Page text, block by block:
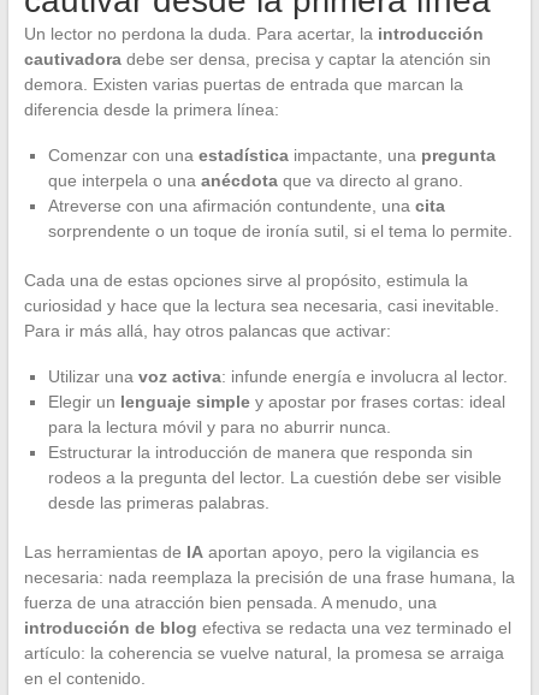
Un lector no perdona la duda. Para acertar, la introducción
cautivadoradebe ser densa, precisa y captar la atención sin
demora. Existen varias puertas de entrada que marcan la
diferencia desde la primera línea:
Comenzar con una estadísticaimpactante, una pregunta
que interpela o una anécdotaque va directo al grano.
Atreverse con una afirmación contundente, una cita
sorprendente o un toque de ironía sutil, si el tema lo permite.
Cada una de estas opciones sirve al propósito, estimula la
curiosidad y hace que la lectura sea necesaria, casi inevitable.
Para ir más allá, hay otros palancas que activar:
Utilizar una voz activa: infunde energía e involucra al lector.
Elegir un lenguaje simpley apostar por frases cortas: ideal
para la lectura móvil y para no aburrir nunca.
Estructurar la introducción de manera que responda sin
rodeos a la pregunta del lector. La cuestión debe ser visible
desde las primeras palabras.
Las herramientas de IAaportan apoyo, pero la vigilancia es
necesaria: nada reemplaza la precisión de una frase humana, la
fuerza de una atracción bien pensada. A menudo, una
introducción de blog efectiva se redacta una vez terminado el
artículo: la coherencia se vuelve natural, la promesa se arraiga
en el contenido.